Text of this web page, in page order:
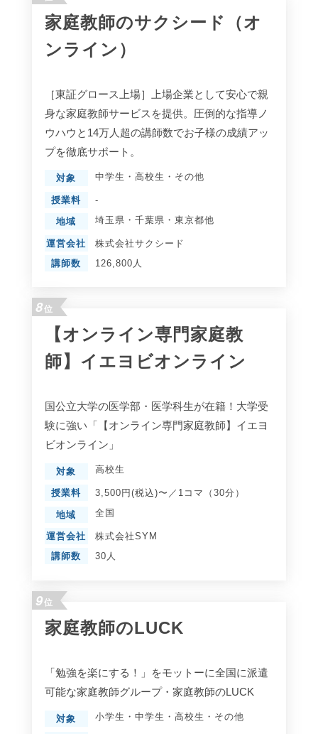
家庭教師のサクシード（オ
ンライン）
［東証グロース上場］上場企業として安心で親
身な家庭教師サービスを提供。圧倒的な指導ノ
ウハウと14万人超の講師数でお子様の成績アッ
プを徹底サポート。
対象 中学生 ・ 高校生 ・ その他
授業料 -
地域 埼玉県 ・ 千葉県 ・ 東京都他
運営会社
株式会社サクシード
講師数
126,800人
8位
【オンライン専門家庭教
師】イエヨビオンライン
国公立大学の医学部・医学科生が在籍！大学受
験に強い「【オンライン専門家庭教師】イエヨ
ビオンライン」
対象 高校生
授業料 3,500円(税込)〜／1コマ（30分）
地域 全国
運営会社
株式会社SYM
講師数
30人
9位
家庭教師のLUCK
「勉強を楽にする！」をモットーに全国に派遣
可能な家庭教師グループ・家庭教師のLUCK
対象 小学生 ・ 中学生 ・ 高校生 ・ その他